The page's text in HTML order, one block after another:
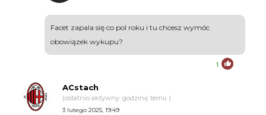
Facet zapala się co pol roku i tu chcesz wymóc
obowiązek wykupu?
1
ACstach
(ostatnio aktywny: godzinę temu )
3 lutego 2025, 19:49